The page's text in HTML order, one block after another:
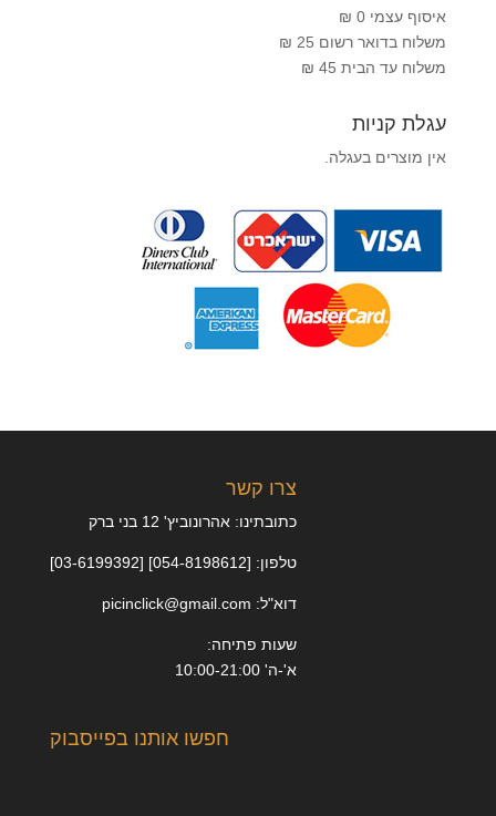
איסוף עצמי 0 ₪
משלוח בדואר רשום 25 ₪
משלוח עד הבית 45 ₪
עגלת קניות
אין מוצרים בעגלה.
צרו קשר
כתובתינו: אהרונוביץ' 12 בני ברק
טלפון: [054-8198612] [03-6199392]
דוא"ל: picinclick@gmail.com
שעות פתיחה:
א'-ה' 10:00-21:00
חפשו אותנו בפייסבוק